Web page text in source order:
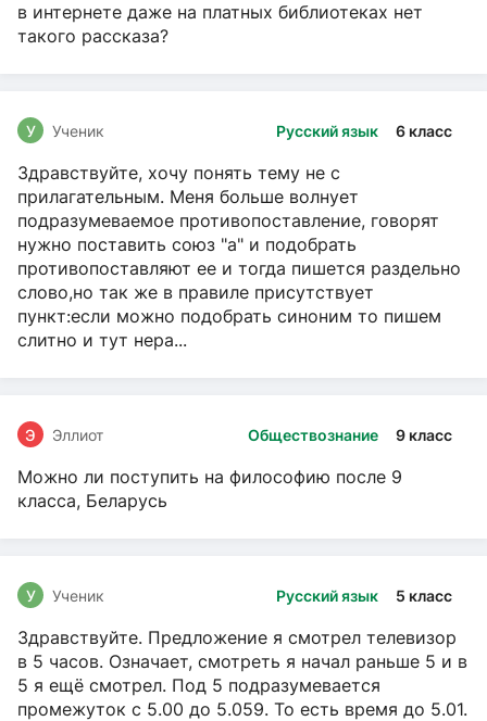
в интернете даже на платных библиотеках нет
такого рассказа?
Русский язык 6 класс
У Ученик
Здравствуйте, хочу понять тему не с
прилагательным. Меня больше волнует
подразумеваемое противопоставление, говорят
нужно поставить союз "а" и подобрать
противопоставляют ее и тогда пишется раздельно
слово,но так же в правиле присутствует
пункт:если можно подобрать синоним то пишем
слитно и тут нера...
Обществознание 9 класс
Э Эллиот
Можно ли поступить на философию после 9
класса, Беларусь
Русский язык 5 класс
У Ученик
Здравствуйте. Предложение я смотрел телевизор
в 5 часов. Означает, смотреть я начал раньше 5 и в
5 я ещё смотрел. Под 5 подразумевается
промежуток с 5.00 до 5.059. То есть время до 5.01.